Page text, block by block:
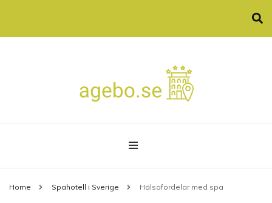
agebo.se
Allt som spa och konferenser
Home Spahotell i Sverige Hälsofördelar med spa